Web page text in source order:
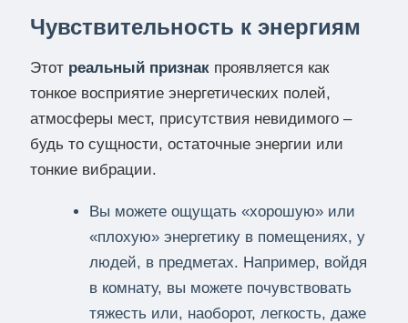
Чувствительность к энергиям
Этот реальный признак проявляется как
тонкое восприятие энергетических полей,
атмосферы мест, присутствия невидимого –
будь то сущности, остаточные энергии или
тонкие вибрации.
Вы можете ощущать «хорошую» или
«плохую» энергетику в помещениях, у
людей, в предметах. Например, войдя
в комнату, вы можете почувствовать
тяжесть или, наоборот, легкость, даже